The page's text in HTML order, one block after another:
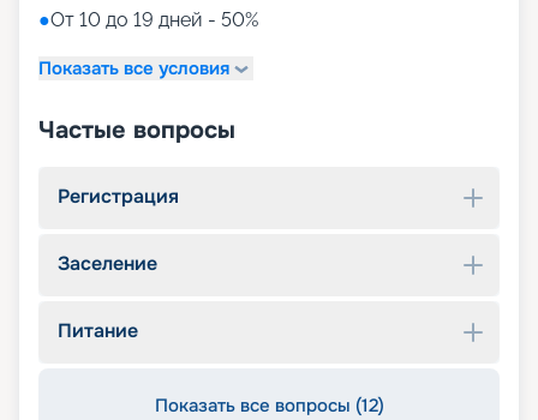
●От 10 до 19 дней - 50%
Показать все условия
Частые вопросы
Регистрация
Заселение
Питание
Показать все вопросы (12)